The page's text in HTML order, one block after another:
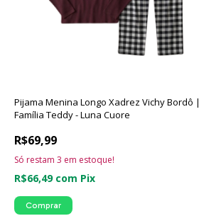
Pijama Menina Longo Xadrez Vichy Bordô |
Família Teddy - Luna Cuore
R$69,99
R$66,49 com Pix
Só restam 3 em estoque!
Comprar